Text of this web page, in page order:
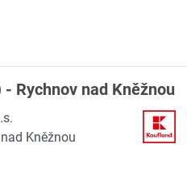
Rychnov nad Kněžnou
Kněžnou